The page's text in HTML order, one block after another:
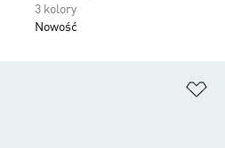
3 kolory
Nowość